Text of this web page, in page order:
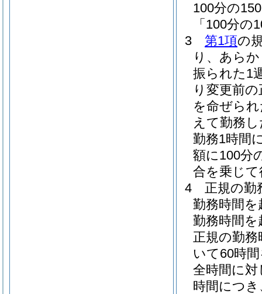
100分の
「100分の
3
第1項の
り、あら
振られた1
り変更前
を命ぜら
えて勤務
勤務1時間
額に100分
合を乗じ
4
正規の勤
勤務時間
勤務時間
正規の勤
いて60時
全時間に対
時間につき